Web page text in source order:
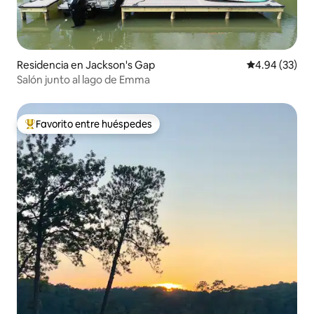
Residencia en Jackson's Gap Calificación
4.94 (33)
Salón junto al lago de Emma
De los mejores en Favorito entre huéspedes
Favorito entre huéspedes